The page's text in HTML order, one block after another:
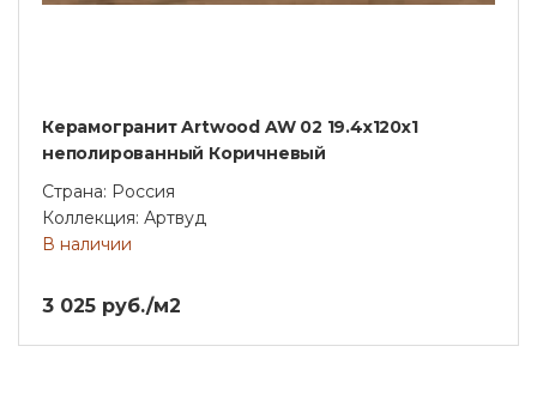
Керамогранит Artwood AW 02 19.4x120x1
неполированный Коричневый
Страна: Россия
Коллекция: Артвуд
В наличии
3 025 руб./м2